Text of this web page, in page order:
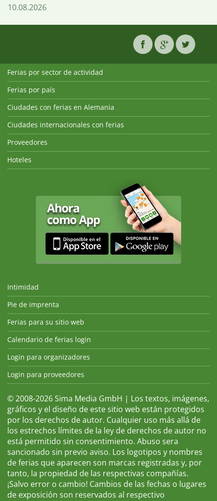
10.08.2026
Ferias por sector de actividad
Ferias por país
Ciudades con ferias en Alemania
Ciudades internacionales con ferias
Proveedores
Hoteles
Intimidad
Pie de imprenta
Ferias para su sitio web
Calendario de ferias login
Login para organizadores
Login para proveedores
© 2008-2026 Sima Media GmbH | Los textos, imágenes,
gráficos y el diseño de este sitio web están protegidos
por los derechos de autor. Cualquier uso más allá de
los estrechos límites de la ley de derechos de autor no
está permitido sin consentimiento. Abuso sera
sancionado sin previo aviso. Los logotipos y nombres
de ferias que aparecen son marcas registradas y, por
tanto, la propiedad de las respectivas compañías.
¡Salvo error o cambio! Cambios de las fechas o lugares
de exposición son reservados al respectivo